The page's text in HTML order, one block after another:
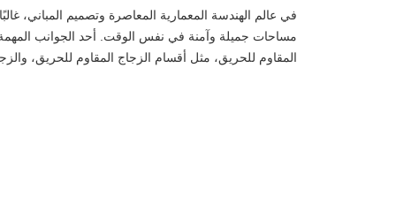
في عالم الهندسة المعمارية المعاصرة وتصميم المباني،
مساحات جميلة وآمنة في نفس الوقت. أحد الجوانب المهمة
المقاوم للحريق، مثل أقسام الزجاج المقاوم للحريق،